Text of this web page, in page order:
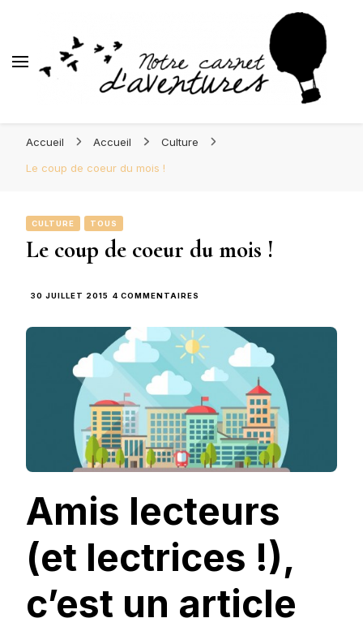
d'Aventures
Accueil Accueil
Culture
Le coup de coeur du mois !
CULTURE TOUS
Le coup de coeur du mois !
30 JUILLET 2015 4 COMMENTAIRES
DE
COEUR
MOIS
Amis lecteurs
(et lectrices !),
c’est un article